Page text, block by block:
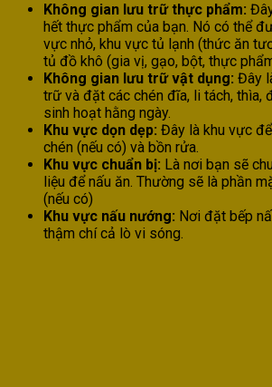
Không gian lưu trữ thực phẩm:
hết thực phẩm của bạn. Nó có thể
vực nhỏ, khu vực tủ lạnh (thức ăn
tủ đồ khô (gia vị, gạo, bột, thực
Không gian lưu trữ vật dụng: Đây
trữ và đặt các chén đĩa, li tách, thìa,
sinh hoạt hằng ngày.
Khu vực dọn dẹp: Đây là khu vực
chén (nếu có) và bồn rửa.
Khu vực chuẩn bị: Là nơi bạn sẽ
liệu để nấu ăn. Thường sẽ là phần
(nếu có)
Khu vực nấu nướng: Nơi đặt bếp
thậm chí cả lò vi sóng.